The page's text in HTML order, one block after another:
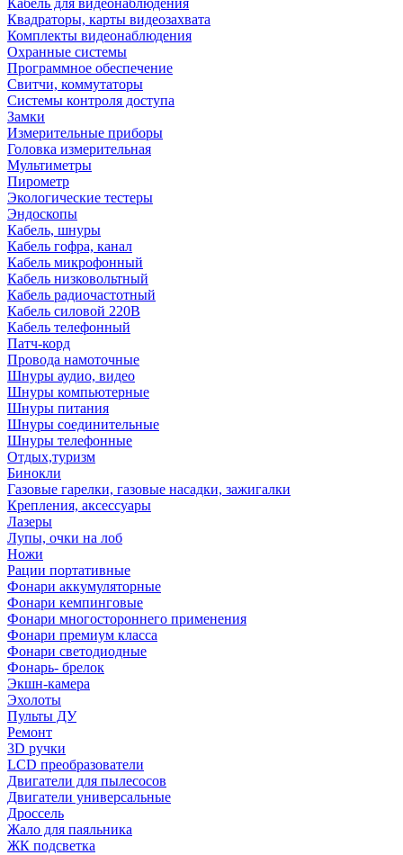
Кабель для видеонаблюдения
Квадраторы, карты видеозахвата
Комплекты видеонаблюдения
Охранные системы
Программное обеспечение
Свитчи, коммутаторы
Системы контроля доступа
Замки
Измерительные приборы
Головка измерительная
Мультиметры
Пирометр
Экологические тестеры
Эндоскопы
Кабель, шнуры
Кабель гофра, канал
Кабель микрофонный
Кабель низковольтный
Кабель радиочастотный
Кабель силовой 220В
Кабель телефонный
Патч-корд
Провода намоточные
Шнуры аудио, видео
Шнуры компьютерные
Шнуры питания
Шнуры соединительные
Шнуры телефонные
Отдых,туризм
Бинокли
Газовые гарелки, газовые насадки, зажигалки
Крепления, аксессуары
Лазеры
Лупы, очки на лоб
Ножи
Рации портативные
Фонари аккумуляторные
Фонари кемпинговые
Фонари многостороннего применения
Фонари премиум класса
Фонари светодиодные
Фонарь- брелок
Экшн-камера
Эхолоты
Пульты ДУ
Ремонт
3D ручки
LCD преобразователи
Двигатели для пылесосов
Двигатели универсальные
Дроссель
Жало для паяльника
ЖК подсветка